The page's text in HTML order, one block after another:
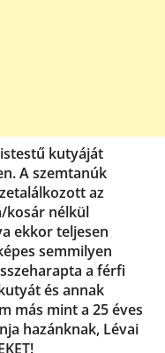
kutyáját
A szemtanúk
az
kosár nélkül
ekkor teljesen
semmilyen
a férfi
és annak
más mint a 25 éves
hazánknak, Lévai